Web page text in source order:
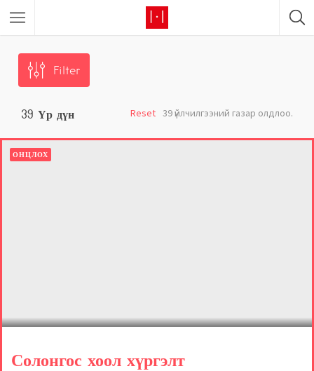
Filter
39 Үр дүн 39 үйлчилгээний газар олдлоо.
Reset
ОНЦЛОХ
Солонгос хоол хүргэлт